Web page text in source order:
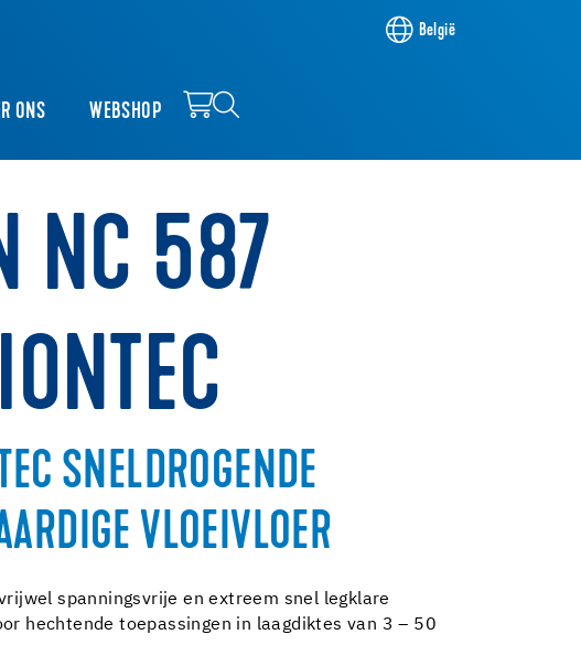
België
ONS WEBSHOP
NC 587
SNELDROGENDE
VLOEIVLOER
spanningsvrije en extreem snel legklare
hechtende toepassingen in laagdiktes van 3 – 50